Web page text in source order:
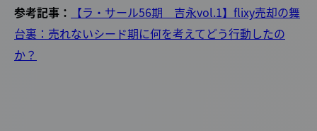
参考記事：
【ラ・サール56期 吉永vol.1】flixy売却の舞
台裏：売れないシード期に何を考えてどう行動したの
か？